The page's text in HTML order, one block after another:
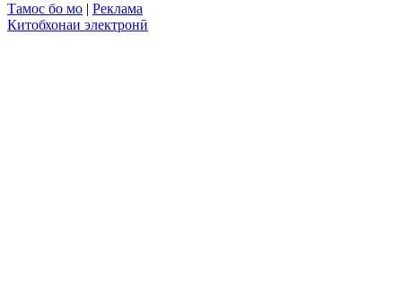
Тамос бо мо | Реклама
Китобхонаи электронӣ